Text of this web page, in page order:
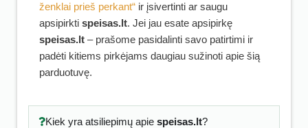
ženklai prieš perkant“ ir įsivertinti ar saugu
apsipirkti speisas.lt. Jei jau esate apsipirkę
speisas.lt – prašome pasidalinti savo patirtimi ir
padėti kitiems pirkėjams daugiau sužinoti apie šią
parduotuvę.
Kiek yra atsiliepimų apie speisas.lt?